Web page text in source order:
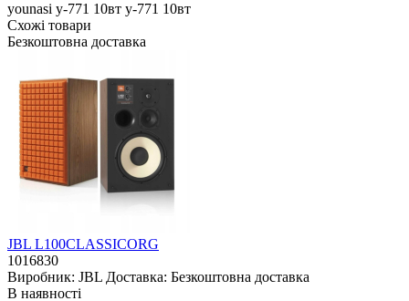
younasi y-771 10вт y-771 10вт
Схожі товари
Безкоштовна доставка
JBL L100CLASSICORG
1016830
Виробник: JBL Доставка: Безкоштовна доставка
В наявностi